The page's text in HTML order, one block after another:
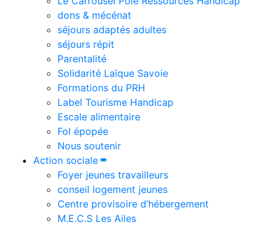
dons & mécénat
séjours adaptés adultes
séjours répit
Parentalité
Solidarité Laïque Savoie
Formations du PRH
Label Tourisme Handicap
Escale alimentaire
Fol épopée
Nous soutenir
Action sociale
Foyer jeunes travailleurs
conseil logement jeunes
Centre provisoire d’hébergement
M.E.C.S Les Ailes